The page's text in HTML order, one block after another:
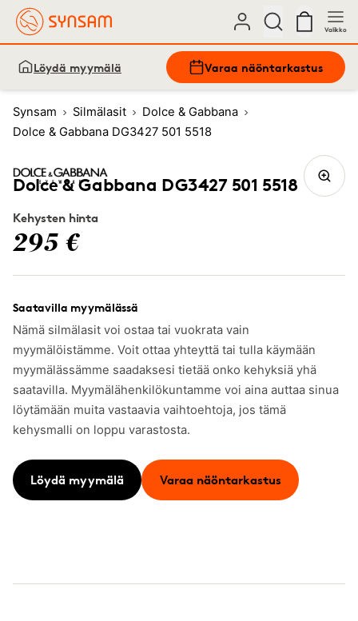
Valikko
Löydä myymälä Varaa näöntarkastus
Synsam Silmälasit
Dolce & Gabbana
Dolce & Gabbana DG3427 501 5518
Dolce & Gabbana DG3427 501 5518
Kehysten hinta
295 €
Saatavilla myymälässä
Nämä silmälasit voi ostaa tai vuokrata vain
myymälöistämme. Voit ottaa yhteyttä tai tulla käymään
myymälässämme saadaksesi tietää onko kehyksiä yhä
saatavilla. Myymälähenkilökuntamme voi aina auttaa sinua
löytämään muita vastaavia vaihtoehtoja, jos tämä
kehysmalli on loppu varastosta.
Löydä myymälä Varaa näöntarkastus